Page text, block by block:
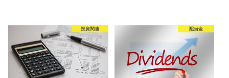
投資関連 配当金